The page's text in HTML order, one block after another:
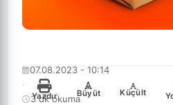
07.08.2023 - 10:14
·
3 dk okuma
Yazdır
+
Büyüt
-
Küçült